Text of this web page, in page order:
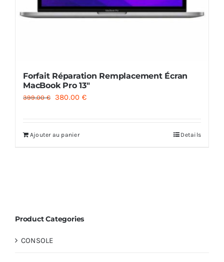
Forfait Réparation Remplacement Écran
MacBook Pro 13″
399.00€
Le
était :
380.00 €Le
Ajouter au panier Details
Product Categories
CONSOLE